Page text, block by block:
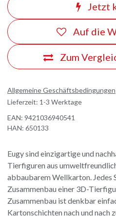
Jetzt
Zum
Auf die
Allgemeine Geschäftsbedingungen
Lieferzeit: 1-3 Werktage
EAN: 9421036940541
HAN: 650133
Eugy sind einzigartige und
Tierfiguren aus
abbaubarem Wellkarton. Jedes
Zusammenbau einer 3D-
Zusammenbau ist denkbar
Kartonschichten nach und nach